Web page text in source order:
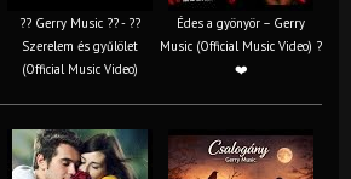
?? Gerry Music ?? - ??
Szerelem és gyűlölet
(Official Music Video)
Édes a gyönyör – Gerry
Music (Official Music Video) ?
❤️